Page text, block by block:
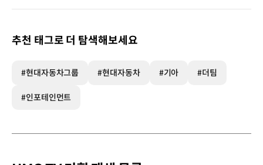
추천 태그로 더 탐색해보세요
#현대자동차그룹 #현대자동차 #기아 #더팀
#인포테인먼트